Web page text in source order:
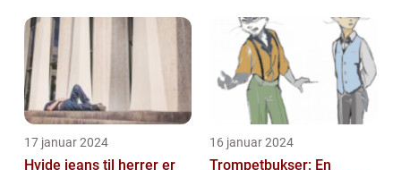
17 januar 2024
Hvide jeans til herrer er
16 januar 2024
Trompetbukser: En